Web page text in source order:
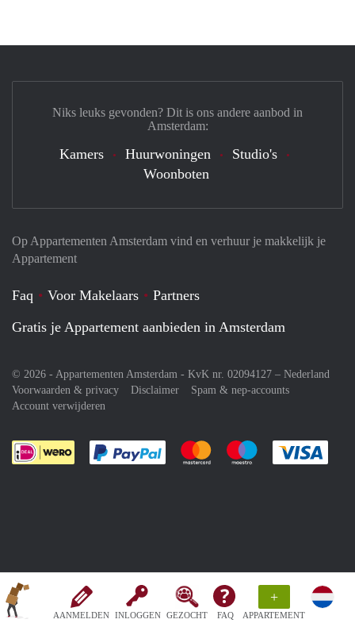
AANMELDEN INLOGGEN GEZOCHT FAQ
+
APPARTEMENT
Op Appartementen Amsterdam vind en verhuur je makkelijk je
Appartement
Faq Voor Makelaars
Partners
Gratis je Appartement aanbieden in Amsterdam
© 2026 - Appartementen Amsterdam - KvK nr. 02094127 – Nederland
Voorwaarden & privacy
Disclaimer
Spam & nep-accounts
Account verwijderen
Je rekent gemakkelijk af met Paypal
Je rekent gemakkelijk af met
Je rekent
Niks leuks gevonden? Dit is ons andere aanbod in
Amsterdam:
Kamers Huurwoningen
Studio's
Woonboten